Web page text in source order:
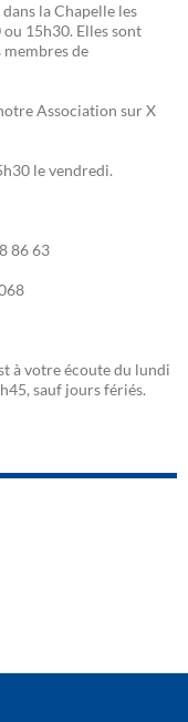
dans la Chapelle les
ou 15h30. Elles sont
de
Association sur X
le vendredi.
86 63
à votre écoute du lundi
sauf jours fériés.